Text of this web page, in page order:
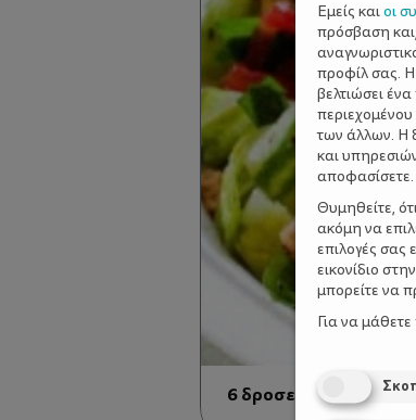
6 δροσερές
Εμείς καιοι
πρόσβαση
προφίλ σας. Η
βελτιώσει
των άλλων. Η
και
αποφασίσετε.
Θυμηθείτε,
ακόμη να
επιλογές σας
εικονίδιο
μπορείτε να
Για να